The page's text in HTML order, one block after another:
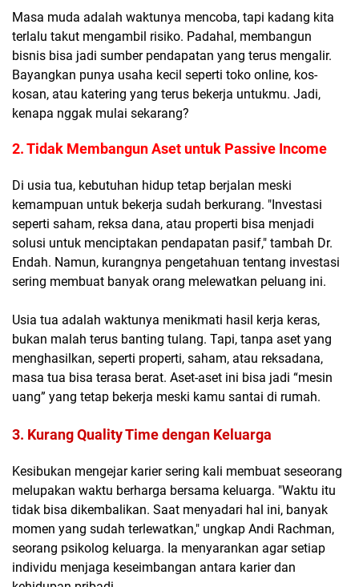
Masa muda adalah waktunya mencoba, tapi kadang kita
terlalu takut mengambil risiko. Padahal, membangun
bisnis bisa jadi sumber pendapatan yang terus mengalir.
Bayangkan punya usaha kecil seperti toko online, kos-
kosan, atau katering yang terus bekerja untukmu. Jadi,
kenapa nggak mulai sekarang?
2. Tidak Membangun Aset untuk Passive Income
Di usia tua, kebutuhan hidup tetap berjalan meski
kemampuan untuk bekerja sudah berkurang. "Investasi
seperti saham, reksa dana, atau properti bisa menjadi
solusi untuk menciptakan pendapatan pasif," tambah Dr.
Endah. Namun, kurangnya pengetahuan tentang investasi
sering membuat banyak orang melewatkan peluang ini.
Usia tua adalah waktunya menikmati hasil kerja keras,
bukan malah terus banting tulang. Tapi, tanpa aset yang
menghasilkan, seperti properti, saham, atau reksadana,
masa tua bisa terasa berat. Aset-aset ini bisa jadi “mesin
uang” yang tetap bekerja meski kamu santai di rumah.
3. Kurang Quality Time dengan Keluarga
Kesibukan mengejar karier sering kali membuat seseorang
melupakan waktu berharga bersama keluarga. "Waktu itu
tidak bisa dikembalikan. Saat menyadari hal ini, banyak
momen yang sudah terlewatkan," ungkap Andi Rachman,
seorang psikolog keluarga. Ia menyarankan agar setiap
individu menjaga keseimbangan antara karier dan